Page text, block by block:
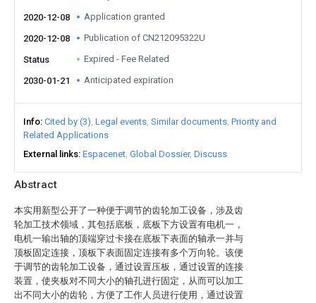
Abstract
本实用新型公开了一种便于调节的齿轮加工设备，涉及齿
轮加工技术领域，其包括底板，底板下方设置有电机一，
电机一输出轴的顶端穿过卡接在底板下表面的轴承一并与
顶板固定连接，顶板下表面固定连接有多个万向轮。该便
于调节的齿轮加工设备，通过设置压板，通过设置的连接
装置，使夹板对不同大小的轴孔进行固定，从而可以加工
出不同大小的齿轮，方便了工作人员进行使用，通过设置
2020-12-08 Application granted
2020-12-08 Publication of CN212095322U
Status Expired - Fee Related
2030-01-21 Anticipated expiration
Info Cited by (3) Legal events Similar documents Priority and
Related Applications
External links Espacenet Global Dossier Discuss